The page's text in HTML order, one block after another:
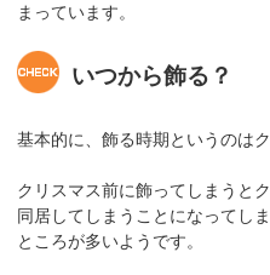
まっています。
いつから飾る？
基本的に、飾る時期というのは
クリスマス前に飾ってしまうと
同居してしまうことになってし
ところが多いようです。